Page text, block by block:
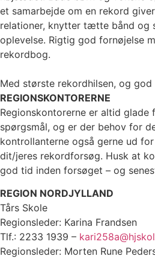
et samarbejde om en rekord
relationer, knytter tætte bånd og
oplevelse. Rigtig god fornøjelse
rekordbog.
Med største rekordhilsen, og
REGIONSKONTORERNE
Regionskontorerne er altid glade
spørgsmål, og er der behov for
kontrollanterne også gerne ud
dit/jeres rekordforsøg. Husk at
god tid inden forsøget – og
REGION NORDJYLLAND
Tårs Skole
Regionsleder: Karina Frandsen
Tlf.: 2233 1939 –
Regionsleder: Morten Rune